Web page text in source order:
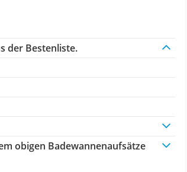
der Bestenliste.
obigen Badewannenaufsätze